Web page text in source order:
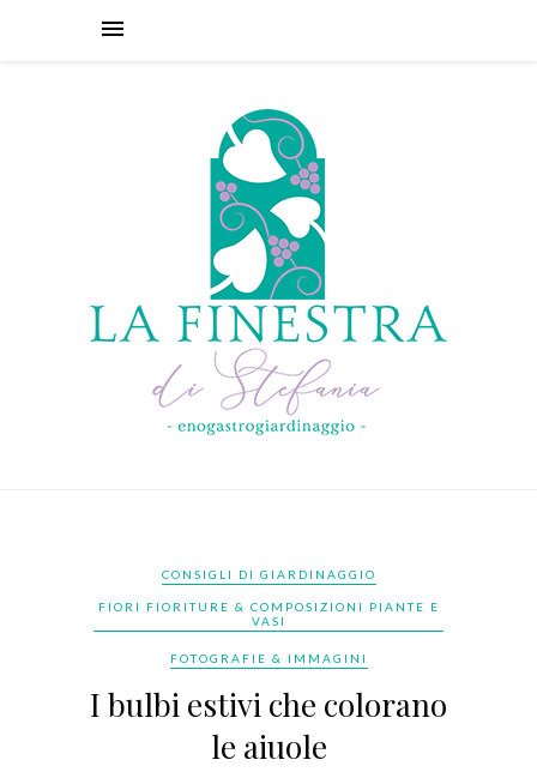
CONSIGLI DI GIARDINAGGIO
FIORI FIORITURE & COMPOSIZIONI PIANTE E
VASI
FOTOGRAFIE & IMMAGINI
I bulbi estivi che colorano
le aiuole